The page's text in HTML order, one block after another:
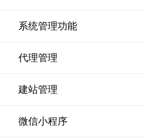
系统管理功能
代理管理
建站管理
微信小程序